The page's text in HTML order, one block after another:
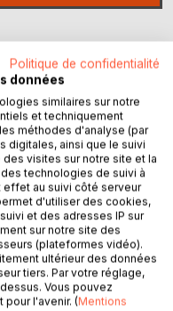
de disparaître
de Sibérie.
fuite est impossible.
Politique de confidentialité
données
similaires sur notre
et techniquement
méthodes d'analyse (par
digitales, ainsi que le suivi
visites sur notre site et la
technologies de suivi à
effet au suivi côté serveur
d'utiliser des cookies,
et des adresses IP sur
sur notre site des
(plateformes vidéo).
ultérieur des données
tiers. Par votre réglage,
Vous pouvez
l'avenir. (Mentions